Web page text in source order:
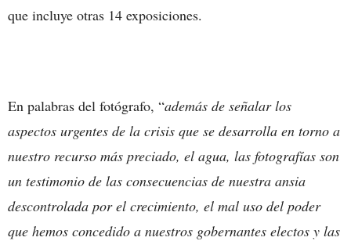
que incluye otras 14 exposiciones.
En palabras del fotógrafo, “además de señalar los
aspectos urgentes de la crisis que se desarrolla en torno a
nuestro recurso más preciado, el agua, las fotografías son
un testimonio de las consecuencias de nuestra ansia
descontrolada por el crecimiento, el mal uso del poder
que hemos concedido a nuestros gobernantes electos y las